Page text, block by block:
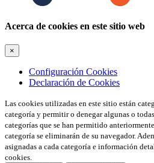
Acerca de cookies en este sitio web
×
Configuración Cookies
Declaración de Cookies
Las cookies utilizadas en este sitio están
categoría y permitir o denegar algunas o
categorías que se han permitido
categoría se eliminarán de su navegador.
asignadas a cada categoría e información
cookies.